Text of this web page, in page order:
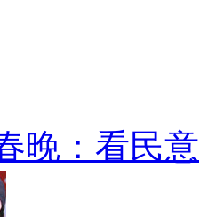
晚：看民意